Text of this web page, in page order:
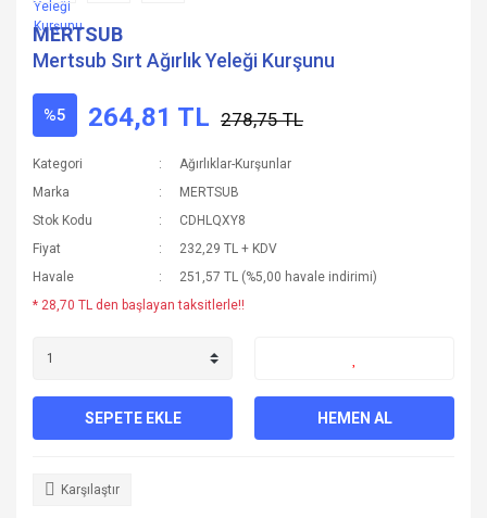
MERTSUB
Mertsub Sırt Ağırlık Yeleği Kurşunu
%5 264,81 TL 278,75 TL
Kategori
Ağırlıklar-Kurşunlar
Marka
MERTSUB
Stok Kodu
CDHLQXY8
Fiyat
232,29 TL + KDV
Havale
251,57 TL (%5,00 havale indirimi)
* 28,70 TL den başlayan taksitlerle!!
SEPETE EKLE HEMEN AL
Karşılaştır